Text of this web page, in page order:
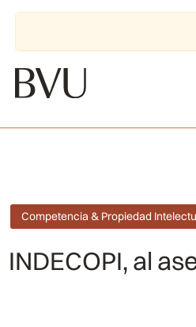
Competencia & Propiedad
INDECOPI, al